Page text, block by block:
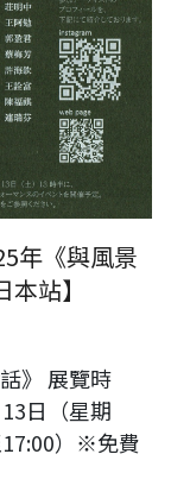
年《與風景
站】
》 展覽時
日（星期
17:00）※免費